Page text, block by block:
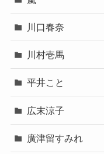
川口春奈
川村壱馬
平井こと
広末涼子
廣津留すみれ